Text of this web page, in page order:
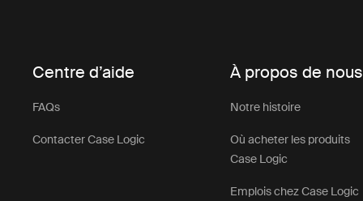
Centre d’aide
FAQs
Contacter Case Logic
À propos de nous
Notre histoire
Où acheter les produits
Case Logic
Emplois chez Case Logic